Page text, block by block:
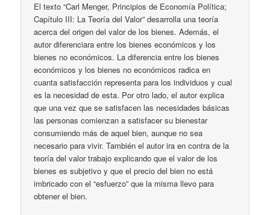
El texto “Carl Menger, Principios de Economía Política;
Capítulo III: La Teoría del Valor” desarrolla una teoría
acerca del origen del valor de los bienes. Además, el
autor diferenciara entre los bienes económicos y los
bienes no económicos. La diferencia entre los bienes
económicos y los bienes no económicos radica en
cuanta satisfacción representa para los individuos y cual
es la necesidad de esta. Por otro lado, el autor explica
que una vez que se satisfacen las necesidades básicas
las personas comienzan a satisfacer su bienestar
consumiendo más de aquel bien, aunque no sea
necesario para vivir. También el autor ira en contra de la
teoría del valor trabajo explicando que el valor de los
bienes es subjetivo y que el precio del bien no está
imbricado con el “esfuerzo” que la misma llevo para
obtener el bien.